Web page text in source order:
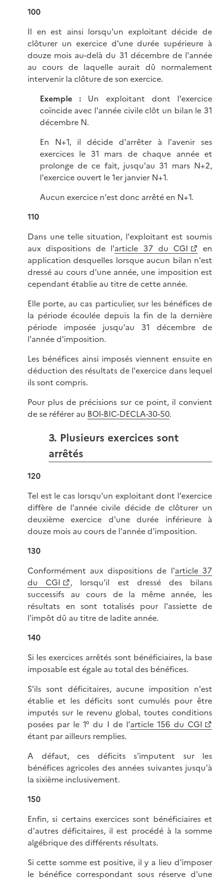
100
Il en est ainsi lorsqu'un exploitant décide de
clôturer un exercice d'une durée supérieure à
douze mois au-delà du 31 décembre de l'année
au cours de laquelle aurait dû normalement
intervenir la clôture de son exercice.
Exemple : Un exploitant dont l'exercice
coïncide avec l'année civile clôt un bilan le 31
décembre N.
En N+1, il décide d'arrêter à l'avenir ses
exercices le 31 mars de chaque année et
prolonge de ce fait, jusqu'au 31 mars N+2,
l'exercice ouvert le 1er janvier N+1.
Aucun exercice n'est donc arrêté en N+1.
110
Dans une telle situation, l'exploitant est soumis
aux dispositions de l'article 37 du CGI
en
application desquelles lorsque aucun bilan n'est
dressé au cours d'une année, une imposition est
cependant établie au titre de cette année.
Elle porte, au cas particulier, sur les bénéfices de
la période écoulée depuis la fin de la dernière
période imposée jusqu'au 31 décembre de
l'année d'imposition.
Les bénéfices ainsi imposés viennent ensuite en
déduction des résultats de l'exercice dans lequel
ils sont compris.
Pour plus de précisions sur ce point, il convient
de se référer au BOI-BIC-DECLA-30-50.
3. Plusieurs exercices sont
arrêtés
120
Tel est le cas lorsqu'un exploitant dont l'exercice
diffère de l'année civile décide de clôturer un
deuxième exercice d'une durée inférieure à
douze mois au cours de l'année d'imposition.
130
Conformément aux dispositions de l'article 37
du CGI
, lorsqu'il est dressé des bilans
successifs au cours de la même année, les
résultats en sont totalisés pour l'assiette de
l'impôt dû au titre de ladite année.
140
Si les exercices arrêtés sont bénéficiaires, la base
imposable est égale au total des bénéfices.
S'ils sont déficitaires, aucune imposition n'est
établie et les déficits sont cumulés pour être
imputés sur le revenu global, toutes conditions
posées par le 1° du I de l'article 156 du CGI
étant par ailleurs remplies.
A défaut, ces déficits s'imputent sur les
bénéfices agricoles des années suivantes jusqu'à
la sixième inclusivement.
150
Enfin, si certains exercices sont bénéficiaires et
d'autres déficitaires, il est procédé à la somme
algébrique des différents résultats.
Si cette somme est positive, il y a lieu d'imposer
le bénéfice correspondant sous réserve d'une